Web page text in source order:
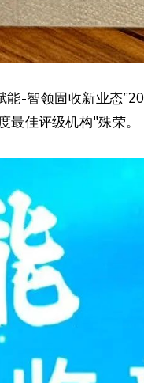
-智领固收新业态
佳评级机构"殊荣。